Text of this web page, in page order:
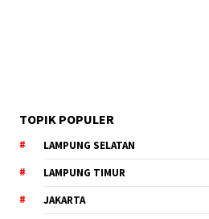
TOPIK POPULER
LAMPUNG SELATAN
LAMPUNG TIMUR
JAKARTA